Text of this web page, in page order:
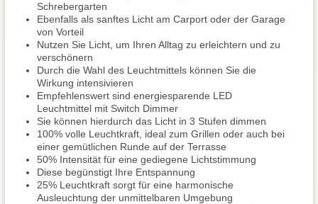
Schrebergarten
Ebenfalls als sanftes Licht am Carport oder der Garage
von Vorteil
Nutzen Sie Licht, um Ihren Alltag zu erleichtern und zu
verschönern
Durch die Wahl des Leuchtmittels können Sie die
Wirkung intensivieren
Empfehlenswert sind energiesparende LED
Leuchtmittel mit Switch Dimmer
Sie können hierdurch das Licht in 3 Stufen dimmen
100% volle Leuchtkraft, ideal zum Grillen oder auch bei
einer gemütlichen Runde auf der Terrasse
50% Intensität für eine gediegene Lichtstimmung
Diese begünstigt Ihre Entspannung
25% Leuchtkraft sorgt für eine harmonische
Ausleuchtung der unmittelbaren Umgebung